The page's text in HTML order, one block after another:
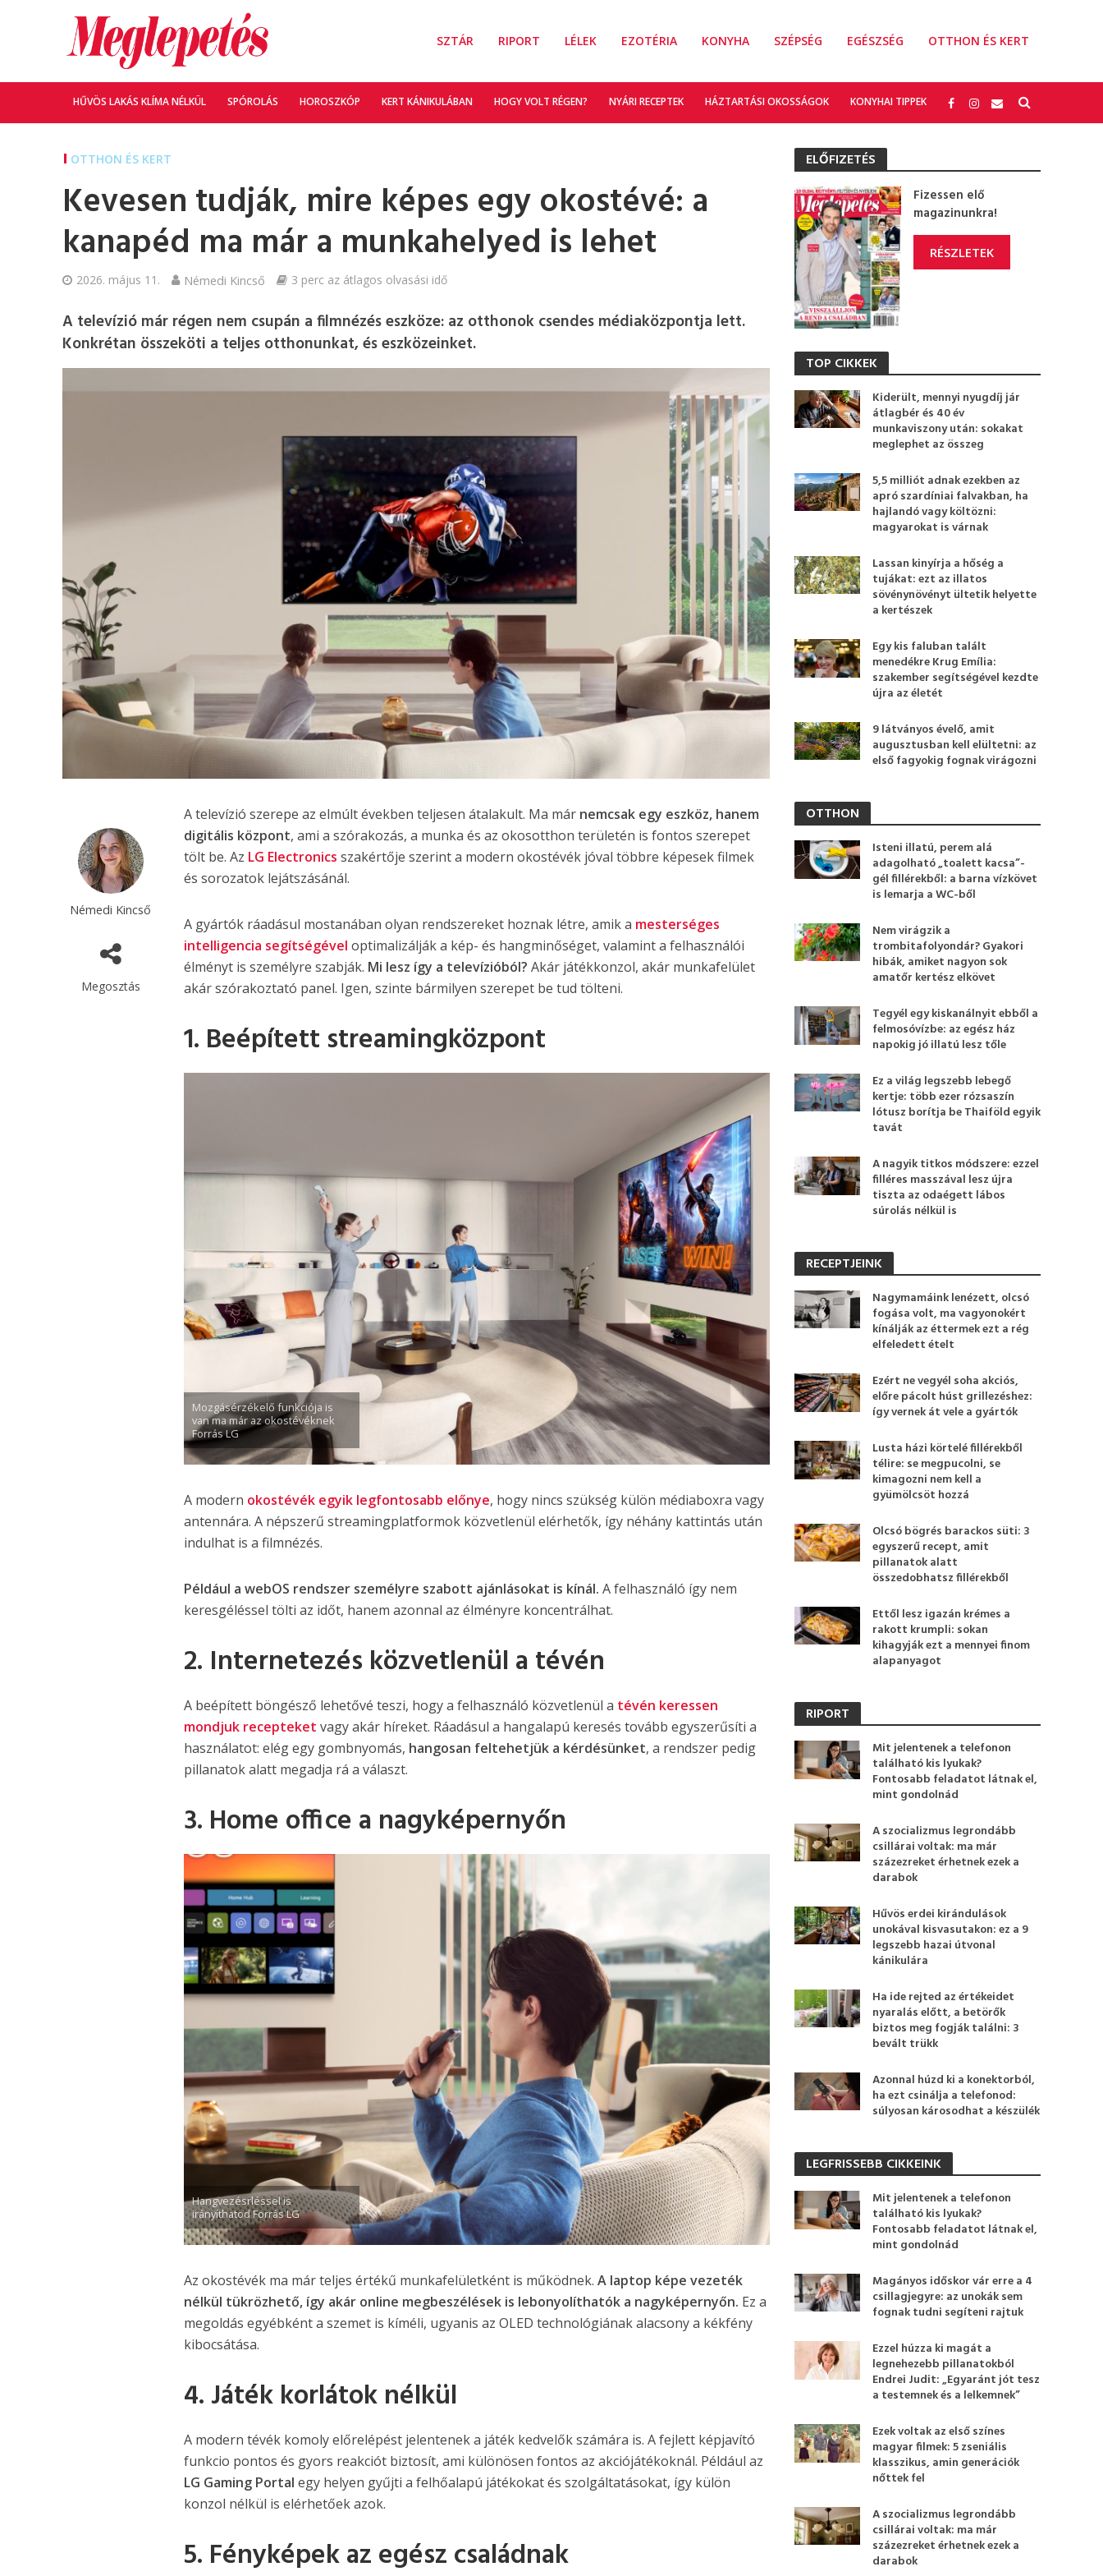
SZTÁR RIPORT LÉLEK EZOTÉRIA KONYHA SZÉPSÉG EGÉSZSÉG OTTHON ÉS KERT
HŰVÖS LAKÁS KLÍMA NÉLKÜL SPÓROLÁS HOROSZKÓP KERT KÁNIKULÁBAN HOGY VOLT RÉGEN? NYÁRI RECEPTEK HÁZTARTÁSI OKOSSÁGOK KONYHAI TIPPEK
OTTHON ÉS KERT
Kevesen tudják, mire képes egy okostévé: a
kanapéd ma már a munkahelyed is lehet
2026. május 11. Némedi Kincső 3 perc az átlagos olvasási idő
A televízió már régen nem csupán a filmnézés eszköze: az otthonok csendes médiaközpontja lett.
Konkrétan összeköti a teljes otthonunkat, és eszközeinket.
Némedi Kincső
Megosztás
A televízió szerepe az elmúlt években teljesen átalakult. Ma már nemcsak egy eszköz, hanem
digitális központ, ami a szórakozás, a munka és az okosotthon területén is fontos szerepet
tölt be. Az LG Electronics szakértője szerint a modern okostévék jóval többre képesek filmek
és sorozatok lejátszásánál.
A gyártók ráadásul mostanában olyan rendszereket hoznak létre, amik a mesterséges
intelligencia segítségével optimalizálják a kép- és hangminőséget, valamint a felhasználói
élményt is személyre szabják. Mi lesz így a televízióból? Akár játékkonzol, akár munkafelület
akár szórakoztató panel. Igen, szinte bármilyen szerepet be tud tölteni.
1. Beépített streamingközpont
Mozgásérzékelő funkciója is
van ma már az okostévéknek
Forrás LG
A modern okostévék egyik legfontosabb előnye, hogy nincs szükség külön médiaboxra vagy
antennára. A népszerű streamingplatformok közvetlenül elérhetők, így néhány kattintás után
indulhat is a filmnézés.
Például a webOS rendszer személyre szabott ajánlásokat is kínál. A felhasználó így nem
keresgéléssel tölti az időt, hanem azonnal az élményre koncentrálhat.
2. Internetezés közvetlenül a tévén
A beépített böngésző lehetővé teszi, hogy a felhasználó közvetlenül a tévén keressen
mondjuk recepteket vagy akár híreket. Ráadásul a hangalapú keresés tovább egyszerűsíti a
használatot: elég egy gombnyomás, hangosan feltehetjük a kérdésünket, a rendszer pedig
pillanatok alatt megadja rá a választ.
3. Home office a nagyképernyőn
Hangvezésrléssel is
irányíthatod Forrás LG
Az okostévék ma már teljes értékű munkafelületként is működnek.A laptop képe vezeték
nélkül tükrözhető, így akár online megbeszélések is lebonyolíthatók a nagyképernyőn. Ez a
megoldás egyébként a szemet is kíméli, ugyanis az OLED technológiának alacsony a kékfény
kibocsátása.
4. Játék korlátok nélkül
A modern tévék komoly előrelépést jelentenek a játék kedvelők számára is. A fejlett képjavító
funkcio pontos és gyors reakciót biztosít, ami különösen fontos az akciójátékoknál. Például az
LG Gaming Portal egy helyen gyűjti a felhőalapú játékokat és szolgáltatásokat, így külön
konzol nélkül is elérhetőek azok.
5. Fényképek az egész családnak
ELŐFIZETÉS
Fizessen elő
magazinunkra!
RÉSZLETEK
TOP CIKKEK
Kiderült, mennyi nyugdíj jár
átlagbér és 40 év
munkaviszony után: sokakat
meglephet az összeg
5,5 milliót adnak ezekben az
apró szardíniai falvakban, ha
hajlandó vagy költözni:
magyarokat is várnak
Lassan kinyírja a hőség a
tujákat: ezt az illatos
sövénynövényt ültetik helyette
a kertészek
Egy kis faluban talált
menedékre Krug Emília:
szakember segítségével kezdte
újra az életét
9 látványos évelő, amit
augusztusban kell elültetni: az
első fagyokig fognak virágozni
OTTHON
Isteni illatú, perem alá
adagolható „toalett kacsa”-
gél fillérekből: a barna vízkövet
is lemarja a WC-ből
Nem virágzik a
trombitafolyondár? Gyakori
hibák, amiket nagyon sok
amatőr kertész elkövet
Tegyél egy kiskanálnyit ebből a
felmosóvízbe: az egész ház
napokig jó illatú lesz tőle
Ez a világ legszebb lebegő
kertje: több ezer rózsaszín
lótusz borítja be Thaiföld egyik
tavát
A nagyik titkos módszere: ezzel
filléres masszával lesz újra
tiszta az odaégett lábos
súrolás nélkül is
RECEPTJEINK
Nagymamáink lenézett, olcsó
fogása volt, ma vagyonokért
kínálják az éttermek ezt a rég
elfeledett ételt
Ezért ne vegyél soha akciós,
előre pácolt húst grillezéshez:
így vernek át vele a gyártók
Lusta házi körtelé fillérekből
télire: se megpucolni, se
kimagozni nem kell a
gyümölcsöt hozzá
Olcsó bögrés barackos süti: 3
egyszerű recept, amit
pillanatok alatt
összedobhatsz fillérekből
Ettől lesz igazán krémes a
rakott krumpli: sokan
kihagyják ezt a mennyei finom
alapanyagot
RIPORT
Mit jelentenek a telefonon
található kis lyukak?
Fontosabb feladatot látnak el,
mint gondolnád
A szocializmus legrondább
csillárai voltak: ma már
százezreket érhetnek ezek a
darabok
Hűvös erdei kirándulások
unokával kisvasutakon: ez a 9
legszebb hazai útvonal
kánikulára
Ha ide rejted az értékeidet
nyaralás előtt, a betörők
biztos meg fogják találni: 3
bevált trükk
Azonnal húzd ki a konektorból,
ha ezt csinálja a telefonod:
súlyosan károsodhat a készülék
LEGFRISSEBB CIKKEINK
Mit jelentenek a telefonon
található kis lyukak?
Fontosabb feladatot látnak el,
mint gondolnád
Magányos időskor vár erre a 4
csillagjegyre: az unokák sem
fognak tudni segíteni rajtuk
Ezzel húzza ki magát a
legnehezebb pillanatokból
Endrei Judit: „Egyaránt jót tesz
a testemnek és a lelkemnek”
Ezek voltak az első színes
magyar filmek: 5 zseniális
klasszikus, amin generációk
nőttek fel
A szocializmus legrondább
csillárai voltak: ma már
százezreket érhetnek ezek a
darabok